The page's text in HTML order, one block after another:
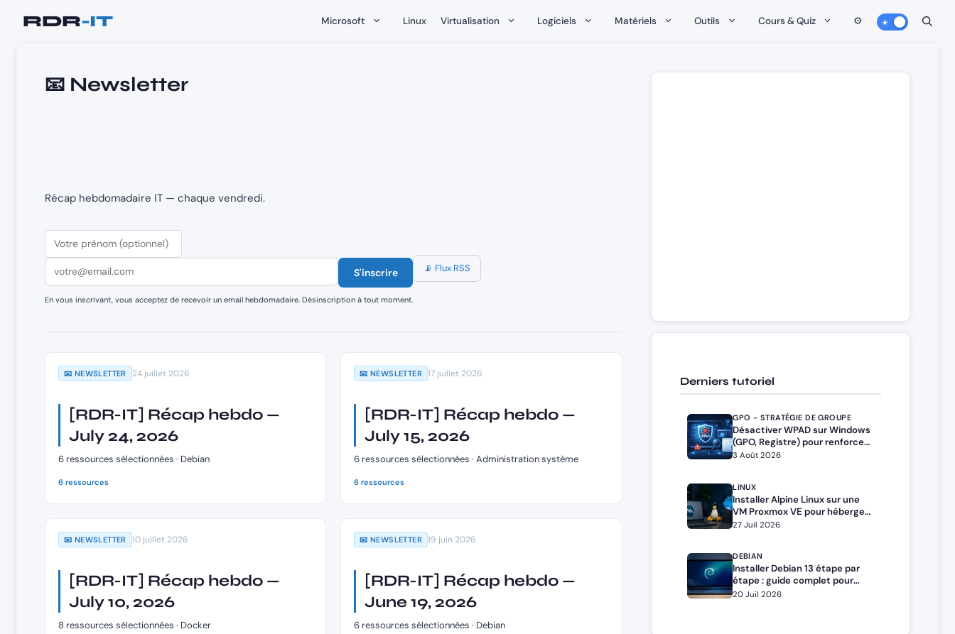
Microsoft Linux Virtualisation Logiciels Matériels Outils Cours & Quiz ⚙️
📧 Newsletter
Récap hebdomadaire IT — chaque vendredi.
S'inscrire
En vous inscrivant, vous acceptez de recevoir un email hebdomadaire. Désinscription à tout moment.
📡 Flux RSS
📧 NEWSLETTER 24 juillet 2026
[RDR-IT] Récap hebdo —
July 24, 2026
6 ressources sélectionnées · Debian
6 ressources
📧 NEWSLETTER 17 juillet 2026
[RDR-IT] Récap hebdo —
July 15, 2026
6 ressources sélectionnées · Administration système
6 ressources
📧 NEWSLETTER 10 juillet 2026
[RDR-IT] Récap hebdo —
July 10, 2026
8 ressources sélectionnées · Docker
📧 NEWSLETTER 19 juin 2026
[RDR-IT] Récap hebdo —
June 19, 2026
6 ressources sélectionnées · Debian
Derniers tutoriel
GPO - STRATÉGIE DE GROUPE
Désactiver WPAD sur Windows
(GPO, Registre) pour renforcer
la sécurité
3 Août 2026
LINUX
Installer Alpine Linux sur une
VM Proxmox VE pour héberger
Docker et Docker Compose
27 Juil 2026
DEBIAN
Installer Debian 13 étape par
étape : guide complet pour
débutants et administrateurs
20 Juil 2026